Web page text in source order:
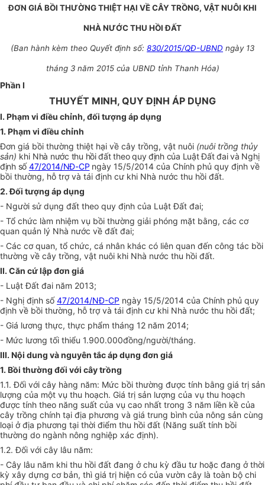
ĐƠN GIÁ BỒI THƯỜNG THIỆT HẠI VỀ CÂY TRỒNG, VẬT NUÔI KHI
NHÀ NƯỚC THU HỒI ĐẤT
(Ban hành kèm theo Quyết định số: 830/2015/QĐ-UBND ngày 13
tháng 3 năm 2015 của UBND tỉnh Thanh Hóa)
Phần I
THUYẾT MINH, QUY ĐỊNH ÁP DỤNG
I. Phạm vi điều chỉnh, đối tượng áp dụng
1. Phạm vi điều chỉnh
Đơn giá bồi thường thiệt hại về cây trồng, vật nuôi (nuôi trồng thủy
sản) khi Nhà nước thu hồi đất theo quy định của Luật Đất đai và Nghị
định số47/2014/NĐ-CP ngày 15/5/2014 của Chính phủ quy định về
bồi thường, hỗ trợ và tái định cư khi Nhà nước thu hồi đất.
2. Đối tượng áp dụng
- Người sử dụng đất theo quy định của Luật Đất đai;
- Tổ chức làm nhiệm vụ bồi thường giải phóng mặt bằng, các cơ
quan quản lý Nhà nước về đất đai;
- Các cơ quan, tổ chức, cá nhân khác có liên quan đến công tác bồi
thường về cây trồng, vật nuôi khi Nhà nước thu hồi đất.
II. Căn cứ lập đơn giá
- Luật Đất đai năm 2013;
- Nghị định số47/2014/NĐ-CP ngày 15/5/2014 của Chính phủ quy
định về bồi thường, hỗ trợ và tái định cư khi Nhà nước thu hồi đất;
- Giá lương thực, thực phẩm tháng 12 năm 2014;
- Mức lương tối thiểu 1.900.000đồng/người/tháng.
III. Nội dung và nguyên tắc áp dụng đơn giá
1. Bồi thường đối với cây trồng
1.1. Đối với cây hàng năm: Mức bồi thường được tính bằng giá trị sản
lượng của một vụ thu hoạch. Giá trị sản lượng của vụ thu hoạch
được tính theo năng suất của vụ cao nhất trong 3 năm liền kề của
cây trồng chính tại địa phương và giá trung bình của nông sản cùng
loại ở địa phương tại thời điểm thu hồi đất (Năng suất tính bồi
thường do ngành nông nghiệp xác định).
1.2. Đối với cây lâu năm:
- Cây lâu năm khi thu hồi đất đang ở chu kỳ đầu tư hoặc đang ở thời
kỳ xây dựng cơ bản, thì giá trị hiện có của vườn cây là toàn bộ chi